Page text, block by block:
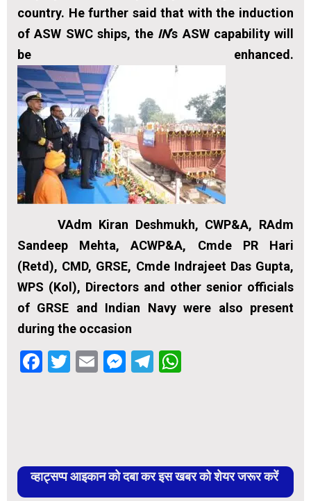
country. He further said that with the induction
of ASW SWC ships, the IN’s ASW capability will
be enhanced.
VAdm Kiran Deshmukh, CWP&A, RAdm
Sandeep Mehta, ACWP&A, Cmde PR Hari
(Retd), CMD, GRSE, Cmde Indrajeet Das Gupta,
WPS (Kol), Directors and other senior officials
of GRSE and Indian Navy were also present
during the occasion
Facebook
Twitter
EmailMessenger
Telegram
व्हाट्सप्प आइकान को दबा कर इस खबर को शेयर जरूर करें